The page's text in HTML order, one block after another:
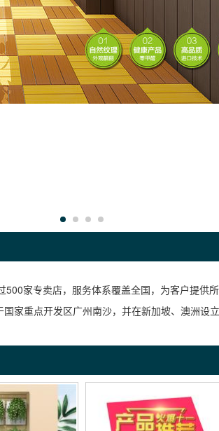
家专卖店，服务体系覆盖全国，为客户提供
家重点开发区广州南沙，并在新加坡、澳洲设